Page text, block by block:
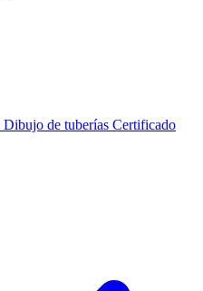
Dibujo de tuberías Certificado